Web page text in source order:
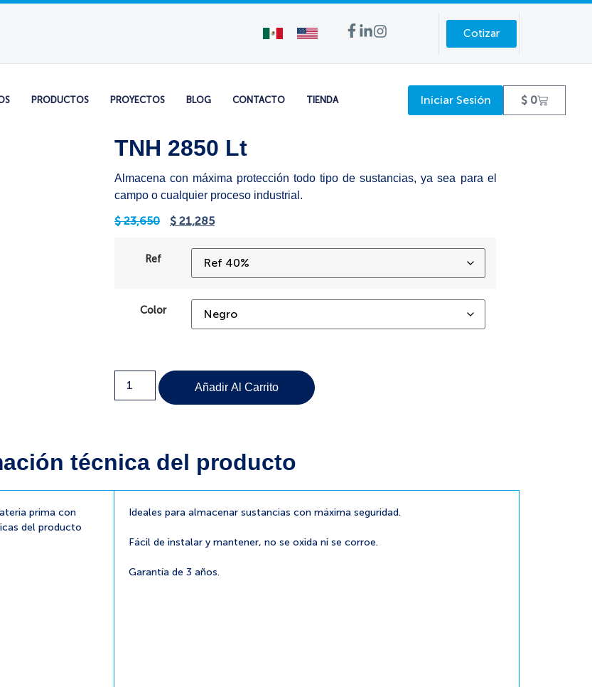
Cotizar
PRODUCTOS PROYECTOS BLOG CONTACTO TIENDA Iniciar Sesión $ 0
TNH 2850 Lt
Almacena con máxima protección todo tipo de sustancias, ya sea para el
campo o cualquier proceso industrial.
$23,650 $ 21,285
Ref
Color
Añadir Al Carrito
técnica del producto
prima con
del producto
Ideales para almacenar sustancias con máxima seguridad.
Fácil de instalar y mantener, no se oxida ni se corroe.
Garantía de 3 años.